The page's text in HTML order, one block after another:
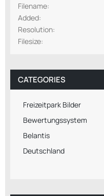
Filename
Added
Resolution
Filesize
CATEGORIES
Freizeitpark Bilder
Bewertungssystem
Belantis
Deutschland